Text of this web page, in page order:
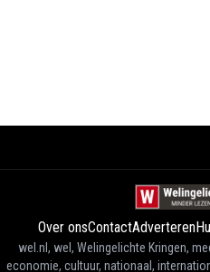
Over onsContactAdverteren
wel.nl, wel, Welingelichte Kringen,
economie, cultuur, nationaal,